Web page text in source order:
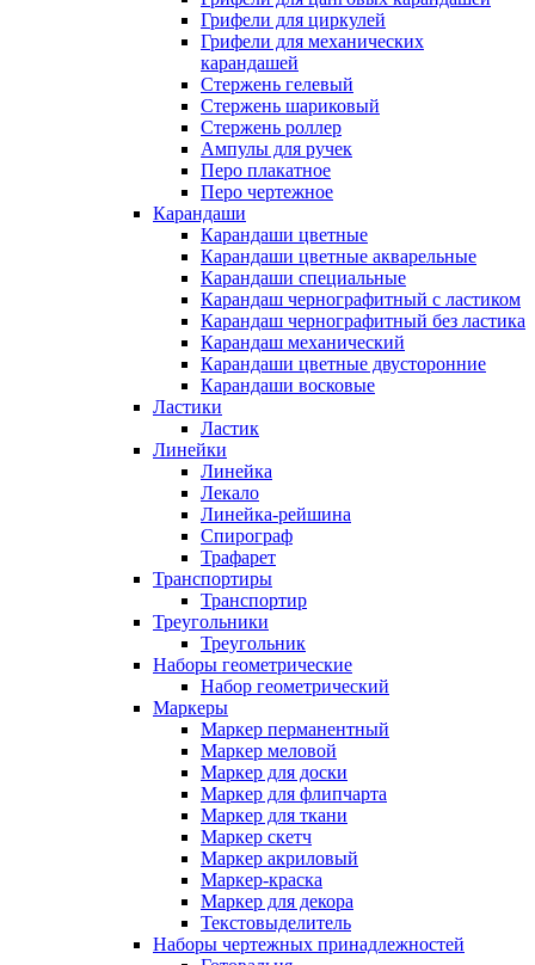
Грифели для циркулей
Грифели для механических
карандашей
Стержень гелевый
Стержень шариковый
Стержень роллер
Ампулы для ручек
Перо плакатное
Перо чертежное
Карандаши
Карандаши цветные
Карандаши цветные акварельные
Карандаши специальные
Карандаш чернографитный с ластиком
Карандаш чернографитный без ластика
Карандаш механический
Карандаши цветные двусторонние
Карандаши восковые
Ластики
Ластик
Линейки
Линейка
Лекало
Линейка-рейшина
Спирограф
Трафарет
Транспортиры
Транспортир
Треугольники
Треугольник
Наборы геометрические
Набор геометрический
Маркеры
Маркер перманентный
Маркер меловой
Маркер для доски
Маркер для флипчарта
Маркер для ткани
Маркер скетч
Маркер акриловый
Маркер-краска
Маркер для декора
Текстовыделитель
Наборы чертежных принадлежностей